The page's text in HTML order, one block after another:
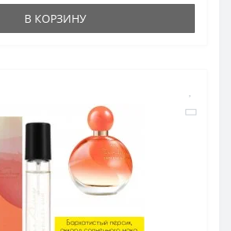
В КОРЗИНУ